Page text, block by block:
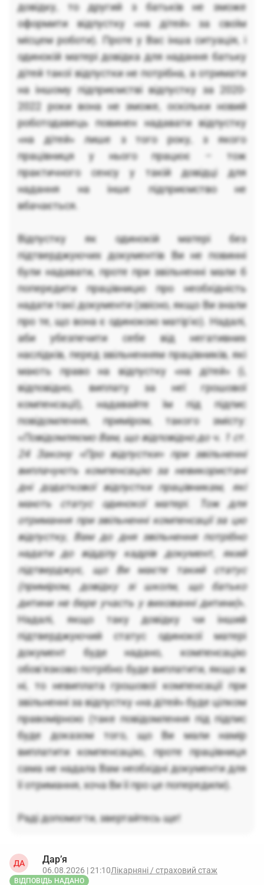
довідку, то другий з батьків не зможе
оформити відпустку «на дітей» за своїм
місцем роботи). Проте у Вас інша ситуація, і
одинокій матері довідка для надання батьку
дітей такої відпустки не потрібна, а отримати
на іншому підприємстві відпустку за 2020-
2022 роки вона не зможе, оскільки новий
роботодавець повинен надавати відпустку
«на дітей» лише з того року, з якого
працівниця у нього працює – тож
практичного сенсу у такій довідці для
надання на інше підприємство не
вбачається.
Відпустку як одинокій матері без
підтверджуючих документів Ви не повинні
були надавати, проте при звільненні мали б
попередити працівницю про необхідність
надати такі документи (звісно, якщо Ви знали
про те, що вона є одинокою матір'ю). Надалі,
аби убезпечити себе від негативних
наслідків, перед звільненням працівників, які
мають право на відпустку «на дітей» (і,
відповідно, виплату за неї грошової
компенсації), надавайте їм під підпис
повідомлення, приміром, такого змісту:
«Повідомляємо Вам, що відповідно до ч. 1 ст.
24 Закону «Про відпустки» при звільненні
виплачують компенсацію за невикористані
дні додаткової відпустки працівникам, які
мають статус одинокої матері. Тож для
отримання при звільненні компенсації за цю
відпустку, Вам до дня звільнення потрібно
надати до відділу кадрів документ, який
підтверджує, що Ви маєте такий статус
(приміром, довідку зі школи, що батько
дитини не бере участь у вихованні дитини)».
Надалі, якщо таку довідку чи інший
підтверджуючий статус одинокої матері
документ буде надано, компенсацію
обов'язково потрібно буде виплатити, якщо ж
ні, то невиплата грошової компенсації при
звільненні за відпустку «на дітей» буде цілком
правомірною (таке повідомлення під підпис
буде доказом того, що Ви мали намір
виплатити компенсацію, проте працівниця
сама не надала Вам необхідні документи для
її отримання, хоча Ви її про це попередили).
Раді допомогти, звертайтесь ще!
ДА Дар’я
06.08.2026 | 21:10Лікарняні / страховий стаж
ВІДПОВІДЬ НАДАНО